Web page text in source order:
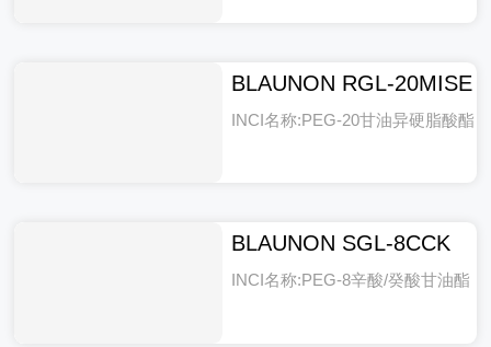
BLAUNON RGL-20MISE
INCI名称:PEG-20甘油异硬脂酸酯
BLAUNON SGL-8CCK
INCI名称:PEG-8辛酸/癸酸甘油酯